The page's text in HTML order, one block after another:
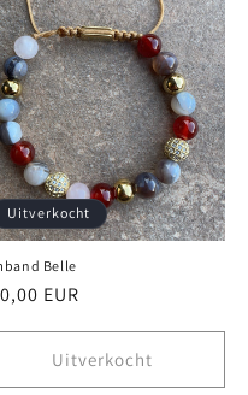
Uitverkocht
Belle
EUR
Uitverkocht